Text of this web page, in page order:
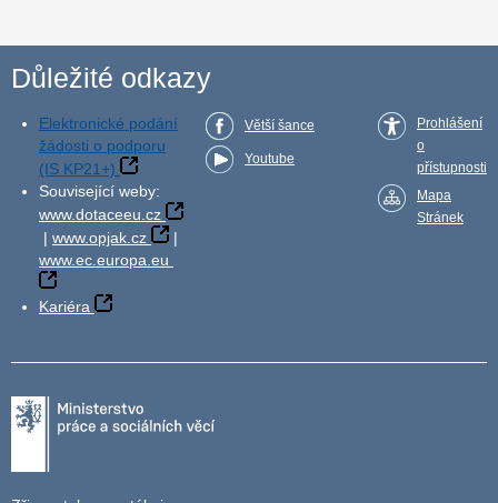
Důležité odkazy
Elektronické podání
žádosti o podporu
(IS KP21+)
Související weby:
www.dotaceeu.cz
| www.opjak.cz
|
www.ec.europa.eu
Kariéra
Větší šance
Youtube
Prohlášení
o
přístupnosti
Mapa
Stránek